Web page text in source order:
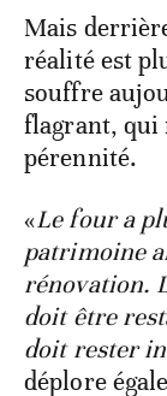
Mais
réalité est
souffre
flagrant, qui
pérennité.
«Le four a
patrimoine
rénovation.
doit être
doit rester
déplore